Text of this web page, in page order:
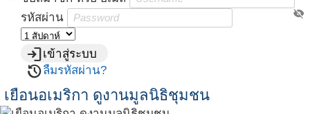
รหัสผ่าน
visibility_off
loginเข้าสู่ระบบ
restoreลืมรหัสผ่าน?
เยือนอเมริกา ดูงานมูลนิธิชุมชน